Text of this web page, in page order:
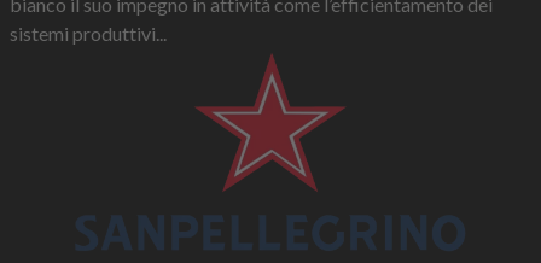
sistemi produttivi...